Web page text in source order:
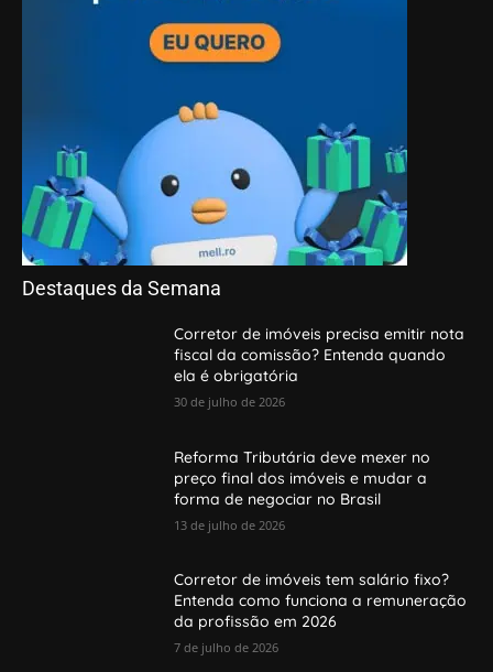
Destaques da Semana
Corretor de imóveis precisa emitir nota
fiscal da comissão? Entenda quando
ela é obrigatória
30 de julho de 2026
Reforma Tributária deve mexer no
preço final dos imóveis e mudar a
forma de negociar no Brasil
13 de julho de 2026
Corretor de imóveis tem salário fixo?
Entenda como funciona a remuneração
da profissão em 2026
7 de julho de 2026